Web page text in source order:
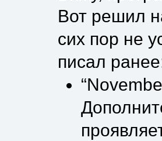
Вот решил
сих пор не
писал